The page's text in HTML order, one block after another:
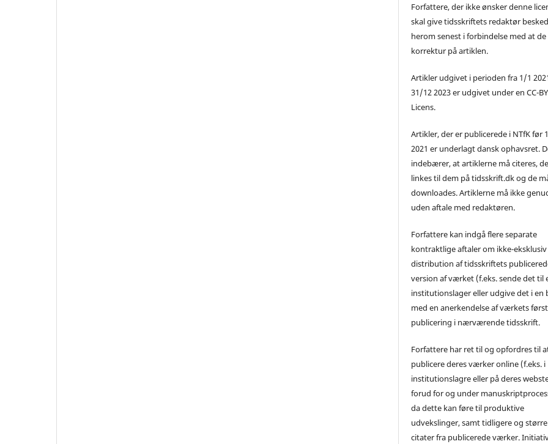
Forfattere, der ikke ønsker denne
skal give tidsskriftets redaktør besked
herom senest i forbindelse med at
korrektur på artiklen.
Artikler udgivet i perioden fra 1/1
31/12 2023 er udgivet under en CC-
Licens.
Artikler, der er publicerede i NTfK før
2021 er underlagt dansk ophavsret.
indebærer, at artiklerne må citeres,
linkes til dem på tidsskrift.dk og de
downloades. Artiklerne må ikke
uden aftale med redaktøren.
Forfattere kan indgå flere separate
kontraktlige aftaler om ikke-eksklusiv
distribution af tidsskriftets
version af værket (f.eks. sende det til
institutionslager eller udgive det i en
med en anerkendelse af værkets
publicering i nærværende tidsskrift.
Forfattere har ret til og opfordres til
publicere deres værker online (f.eks. i
institutionslagre eller på deres
forud for og under
da dette kan føre til produktive
udvekslinger, samt tidligere og større
citater fra publicerede værker.